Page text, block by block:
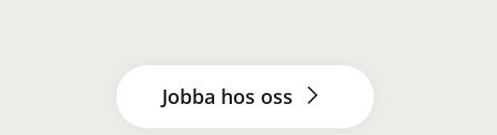
Jobba hos oss